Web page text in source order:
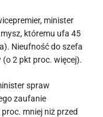
minister
któremu ufa 45
Nieufność do szefa
2 pkt proc. więcej).
spraw
zaufanie
mniej niż przed